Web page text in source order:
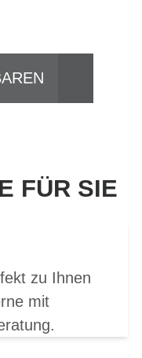
FÜR SIE
zu Ihnen
mit